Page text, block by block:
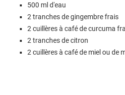
500 ml d'eau
2 tranches de gingembre frais
2 cuillères à café de curcuma
2 tranches de citron
2 cuillères à café de miel ou de